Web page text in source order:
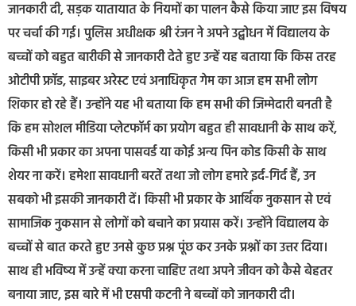
जानकारी दी, सड़क यातायात के नियमों का पालन कैसे किया जाए इस विषय
पर चर्चा की गई। पुलिस अधीक्षक श्री रंजन ने अपने उद्बोधन में विद्यालय के
बच्चों को बहुत बारीकी से जानकारी देते हुए उन्हें यह बताया कि किस तरह
ओटीपी फ्रॉड, साइबर अरेस्ट एवं अनाधिकृत गेम का आज हम सभी लोग
शिकार हो रहे हैं। उन्होंने यह भी बताया कि हम सभी की जिम्मेदारी बनती है
कि हम सोशल मीडिया प्लेटफॉर्म का प्रयोग बहुत ही सावधानी के साथ करें,
किसी भी प्रकार का अपना पासवर्ड या कोई अन्य पिन कोड किसी के साथ
शेयर ना करें। हमेशा सावधानी बरतें तथा जो लोग हमारे इर्द-गिर्द हैं, उन
सबको भी इसकी जानकारी दें। किसी भी प्रकार के आर्थिक नुकसान से एवं
सामाजिक नुकसान से लोगों को बचाने का प्रयास करें। उन्होंने विद्यालय के
बच्चों से बात करते हुए उनसे कुछ प्रश्न पूंछ कर उनके प्रश्नों का उत्तर दिया।
साथ ही भविष्य में उन्हें क्या करना चाहिए तथा अपने जीवन को कैसे बेहतर
बनाया जाए, इस बारे में भी एसपी कटनी ने बच्चों को जानकारी दी।